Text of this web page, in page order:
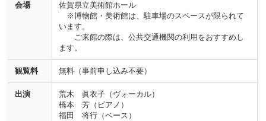
会場
佐賀県立美術館ホール
※博物館・美術館は、駐車場のスペースが限られて
います。
ご来館の際は、公共交通機関の利用をおすすめし
ます。
観覧料 無料（事前申し込み不要）
出演
荒木 眞衣子（ヴォーカル）
橋本 芳（ピアノ）
福田 将行（ベース）